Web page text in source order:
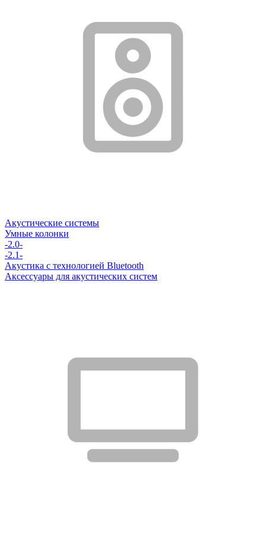
Акустические системы
Умные колонки
-2.0-
-2.1-
Акустика с технологией Bluetooth
Аксессуары для акустических систем